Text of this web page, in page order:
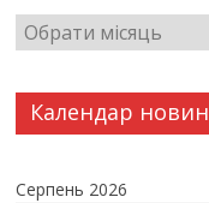
Календар новин
Серпень 2026